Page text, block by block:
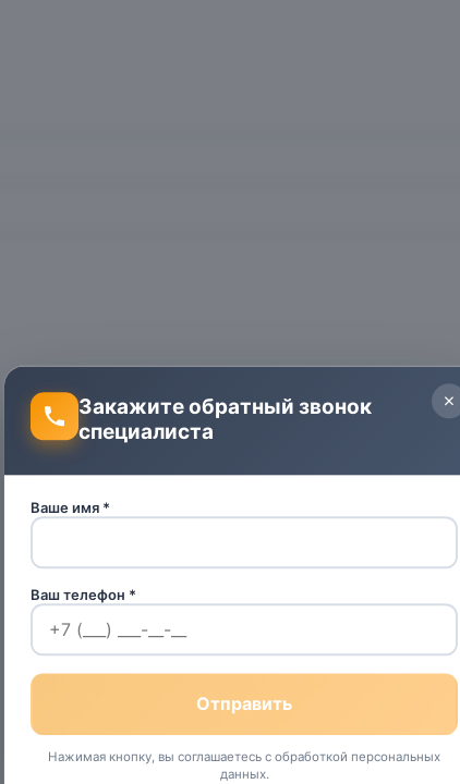
Закажите обратный звонок
специалиста
Ваше имя *
Ваш телефон *
Нажимая кнопку, вы соглашаетесь с обработкой персональных
данных.